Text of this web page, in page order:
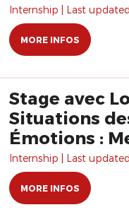
Internship | Last
MORE INFOS
Stage avec
Situations
Émotions :
dans le
Tragédie de
tous les
Internship | Last
MORE INFOS